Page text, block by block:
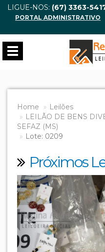
LIGUE-NOS: (67) 3363-
PORTAL ADMINISTRATIVO
Toggle
navigation
Home
Leilões
LEILÃO DE BENS
SEFAZ (MS)
Lote: 0209
Próximos
Previous